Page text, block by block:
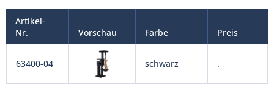
Artikel-
Nr.
Vorschau Farbe Preis
63400-04 schwarz .